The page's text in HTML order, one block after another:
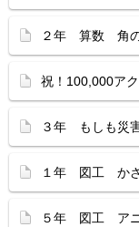
２年 算数 角
祝！100,000ア
３年 もしも災
１年 図工 かざ
５年 図工 アニ